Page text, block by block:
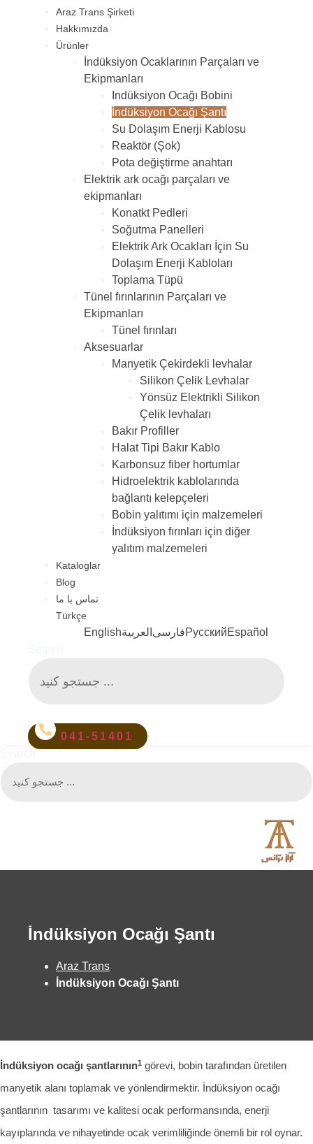
Araz Trans Şirketi
Hakkımızda
Ürünler
İndüksiyon Ocaklarının Parçaları ve
Ekipmanları
Indüksiyon Ocağı Bobini
İndüksiyon Ocağı Şantı
Su Dolaşım Enerji Kablosu
Reaktör (Şok)
Pota değiştirme anahtarı
Elektrik ark ocağı parçaları ve
ekipmanları
Konatkt Pedleri
Soğutma Panelleri
Elektrik Ark Ocakları İçin Su
Dolaşım Enerji Kabloları
Toplama Tüpü
Tünel fırınlarının Parçaları ve
Ekipmanları
Tünel fırınları
Aksesuarlar
Manyetik Çekirdekli levhalar
Silikon Çelik Levhalar
Yönsüz Elektrikli Silikon
Çelik levhaları
Bakır Profiller
Halat Tipi Bakır Kablo
Karbonsuz fiber hortumlar
Hidroelektrik kablolarında
bağlantı kelepçeleri
Bobin yalıtımı için malzemeleri
İndüksiyon fırınları için diğer
yalıtım malzemeleri
Kataloglar
Blog
تماس با ما
Türkçe
English فارسی العربية РусскийEspañol
041-51401
İndüksiyon Ocağı Şantı
Araz Trans
İndüksiyon Ocağı Şantı
İndüksiyon ocağı şantlarının1 görevi, bobin tarafından üretilen
manyetik alanı toplamak ve yönlendirmektir. İndüksiyon ocağı
şantlarının tasarımı ve kalitesi ocak performansında, enerji
kayıplarında ve nihayetinde ocak verimliliğinde önemli bir rol oynar.